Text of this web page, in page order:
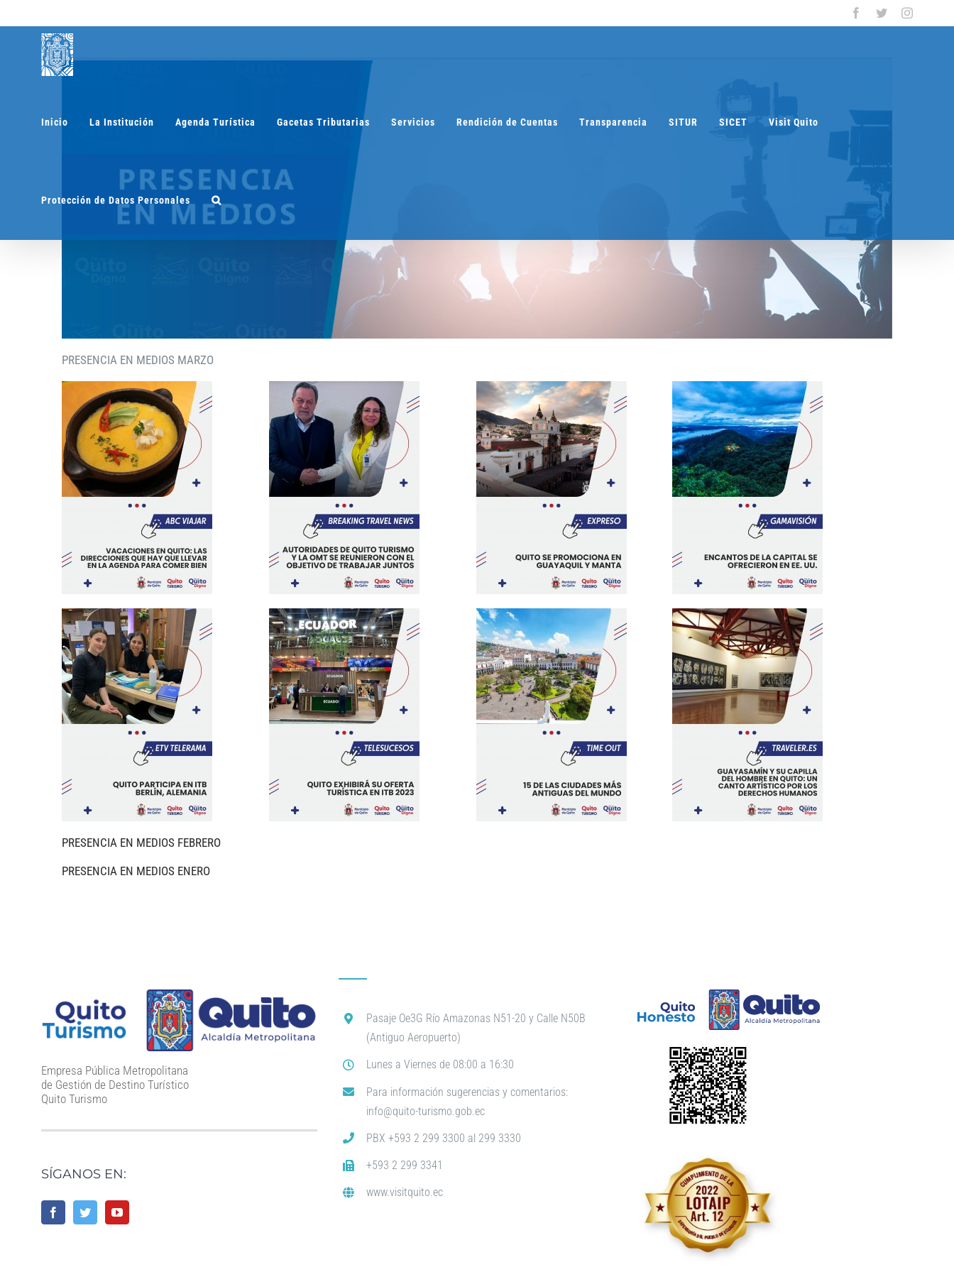
contenido
Facebook
Twitter
Inicio La Institución Agenda Turística Gacetas Tributarias Servicios Rendición de Cuentas Transparencia SITUR SICET Visit Quito
Protección de Datos Personales
PRESENCIA EN MEDIOS MARZO
PRESENCIA EN MEDIOS FEBRERO
PRESENCIA EN MEDIOS ENERO
Empresa Pública Metropolitana
de Gestión de Destino Turístico
Quito Turismo
SÍGANOS EN:
Pasaje Oe3G Río Amazonas N51-20 y Calle N50B
(Antiguo Aeropuerto)
Lunes a Viernes de 08:00 a 16:30
Para información sugerencias y comentarios:
info@quito-turismo.gob.ec
PBX +593 2 299 3300 al 299 3330
+593 2 299 3341
www.visitquito.ec